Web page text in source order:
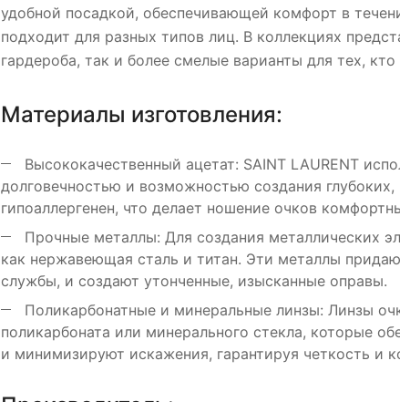
удобной посадкой, обеспечивающей комфорт в
подходит для разных типов лиц. В коллекциях
гардероба, так и более смелые варианты для тех, кто
Материалы изготовления:
Высококачественный ацетат: SAINT LAURENT
долговечностью и возможностью создания
гипоаллергенен, что делает ношение очков
Прочные металлы: Для создания металлических
как нержавеющая сталь и титан. Эти металлы
службы, и создают утонченные, изысканные оправы.
Поликарбонатные и минеральные линзы: Линзы
поликарбоната или минерального стекла, которые
и минимизируют искажения, гарантируя четкость и